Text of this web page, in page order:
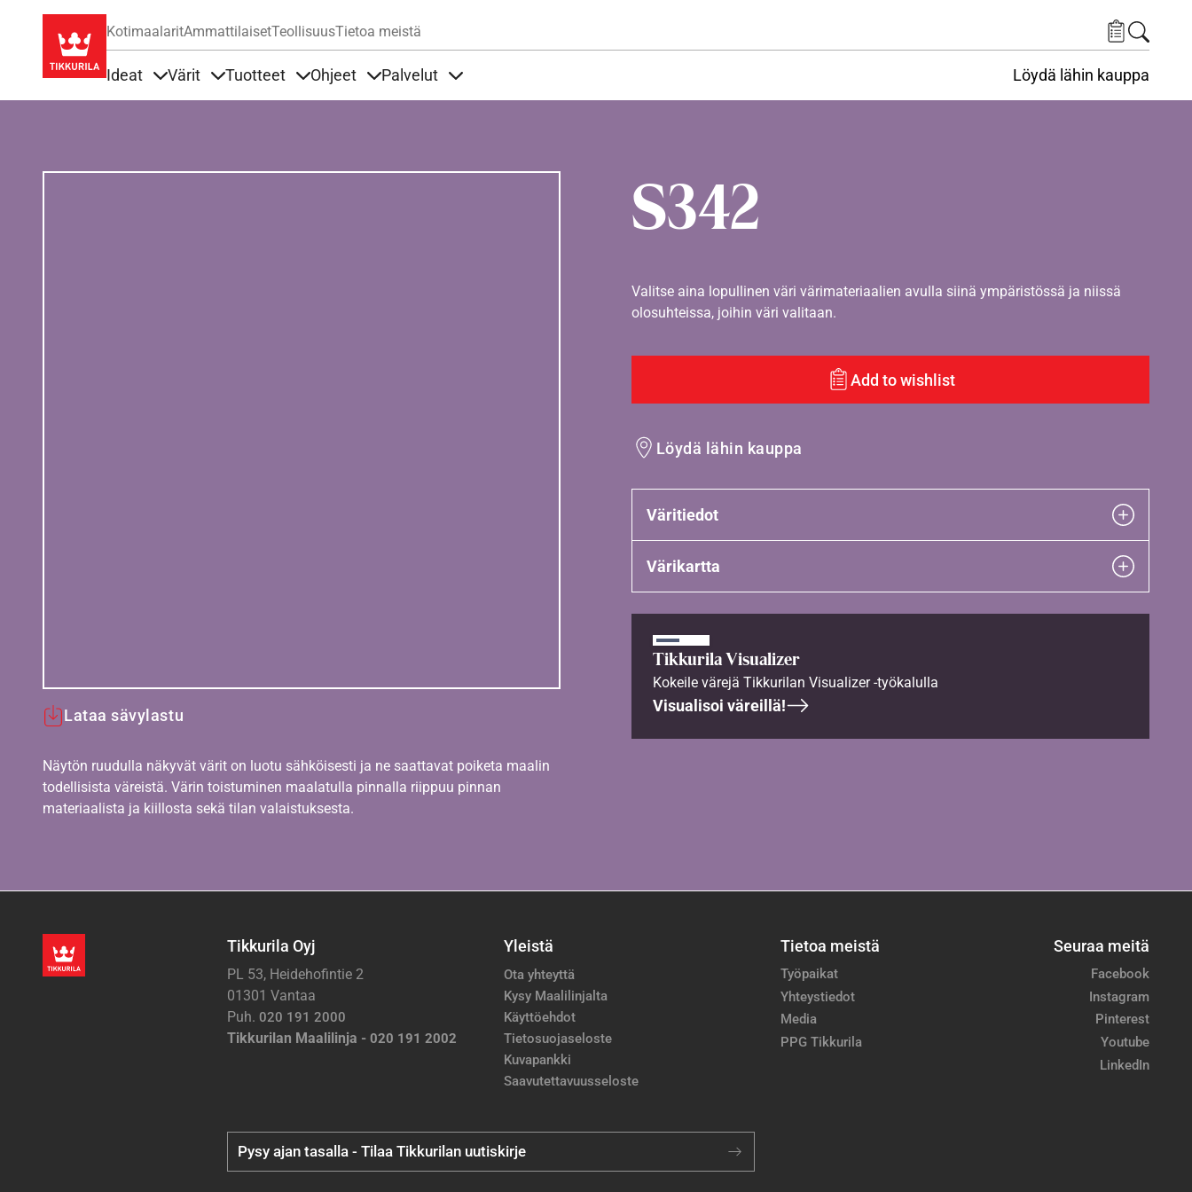
KotimaalaritAmmattilaisetTeollisuusTietoa meistä
Ideat Värit Tuotteet Ohjeet Palvelut Löydä lähin kauppa
S342
Lataa sävylastu
Näytön ruudulla näkyvät värit on luotu sähköisesti ja ne saattavat poiketa maalin
todellisista väreistä. Värin toistuminen maalatulla pinnalla riippuu pinnan
materiaalista ja kiillosta sekä tilan valaistuksesta.
Valitse aina lopullinen väri värimateriaalien avulla siinä ympäristössä ja niissä
olosuhteissa, joihin väri valitaan.
Add to wishlist
Löydä lähin kauppa
Väritiedot
Värikartta
Tikkurila Visualizer
Kokeile värejä Tikkurilan Visualizer -työkalulla
Visualisoi väreillä!
Tikkurila Oyj
PL 53, Heidehofintie 2
01301 Vantaa
Puh. 020 191 2000
Tikkurilan Maalilinja - 020 191 2002
Yleistä
Ota yhteyttä
Kysy Maalilinjalta
Käyttöehdot
Tietosuojaseloste
Kuvapankki
Saavutettavuusseloste
Tietoa meistä
Työpaikat
Yhteystiedot
Media
PPG Tikkurila
Seuraa meitä
Facebook
Instagram
Pinterest
Youtube
LinkedIn
Pysy ajan tasalla - Tilaa Tikkurilan uutiskirje